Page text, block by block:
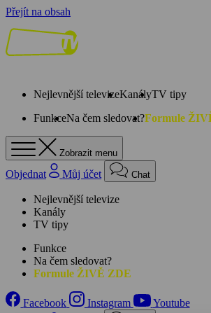
Přejít na obsah
Nejlevnější televizeKanályTV tipy
FunkceNa čem sledovat?Formule
Zobrazit menu
Objednat Můj účet Chat
Nejlevnější televize
Kanály
TV tipy
Funkce
Na čem sledovat?
Formule ŽIVĚ ZDE
Facebook Instagram
Youtube